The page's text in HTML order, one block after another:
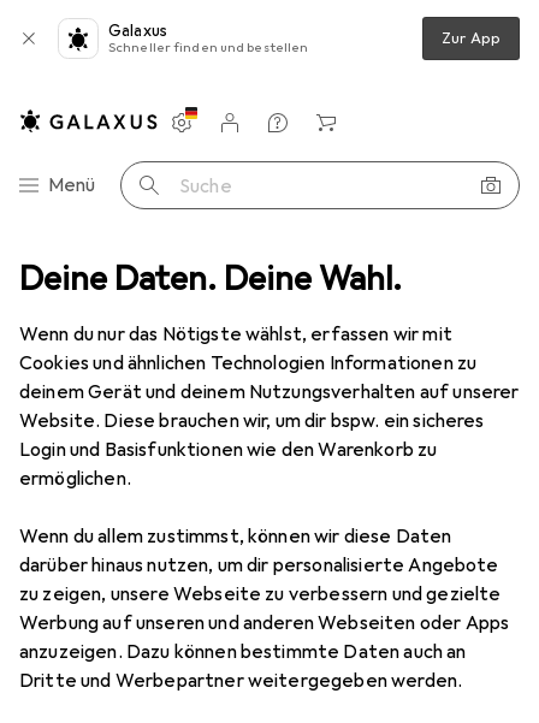
Deine Daten. Deine Wahl.
Wenn du nur das Nötigste wählst, erfassen wir mit
Cookies und ähnlichen Technologien Informationen zu
deinem Gerät und deinem Nutzungsverhalten auf unserer
Website. Diese brauchen wir, um dir bspw. ein sicheres
Login und Basisfunktionen wie den Warenkorb zu
ermöglichen.
Wenn du allem zustimmst, können wir diese Daten
darüber hinaus nutzen, um dir personalisierte Angebote
zu zeigen, unsere Webseite zu verbessern und gezielte
Werbung auf unseren und anderen Webseiten oder Apps
anzuzeigen. Dazu können bestimmte Daten auch an
Dritte und Werbepartner weitergegeben werden.
Galaxus
Schneller finden und bestellen Zur App
Navigation nach Kategorien
Menü Suche
Einstellungen
Kundenkonto
Vergleichslisten
Merklisten
Warenkorb
+ Schliesszylinder Kaba Gehäuse Halbzylinder RZ Modular
2 Bilder
KabaGehäuse Halbzylinder RZ
Modular
Halbzylinder
Preis in EUR inkl. MwSt.
EUR
109,–
Bewertungen Marke
Mehr von Kaba